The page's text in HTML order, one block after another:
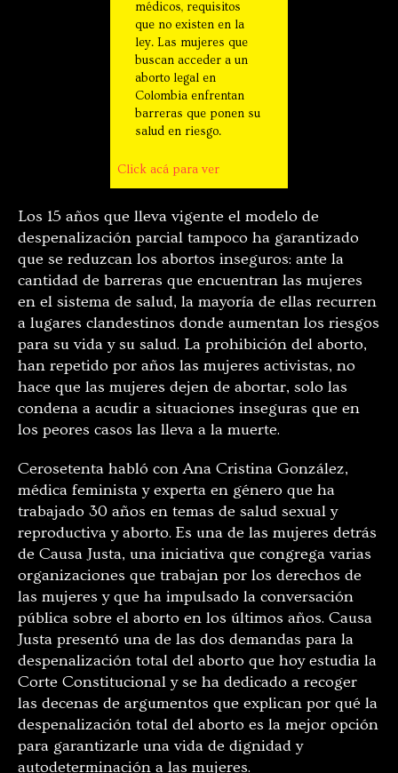
médicos, requisitos
que no existen en la
ley. Las mujeres que
buscan acceder a un
aborto legal en
Colombia enfrentan
barreras que ponen su
salud en riesgo.
Click acá para ver
Los 15 años que lleva vigente el modelo de
despenalización parcial tampoco ha garantizado
que se reduzcan los abortos inseguros: ante la
cantidad de barreras que encuentran las mujeres
en el sistema de salud, la mayoría de ellas recurren
a lugares clandestinos donde aumentan los riesgos
para su vida y su salud. La prohibición del aborto,
han repetido por años las mujeres activistas, no
hace que las mujeres dejen de abortar, solo las
condena a acudir a situaciones inseguras que en
los peores casos las lleva a la muerte.
Cerosetenta habló con Ana Cristina González,
médica feminista y experta en género que ha
trabajado 30 años en temas de salud sexual y
reproductiva y aborto. Es una de las mujeres detrás
de Causa Justa, una iniciativa que congrega varias
organizaciones que trabajan por los derechos de
las mujeres y que ha impulsado la conversación
pública sobre el aborto en los últimos años. Causa
Justa presentó una de las dos demandas para la
despenalización total del aborto que hoy estudia la
Corte Constitucional y se ha dedicado a recoger
las decenas de argumentos que explican por qué la
despenalización total del aborto es la mejor opción
para garantizarle una vida de dignidad y
autodeterminación a las mujeres.